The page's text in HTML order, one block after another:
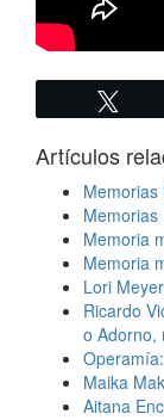
Artículos
Memorias
Memoria
Memoria
Lori
Ricardo
o Adorno,
Maika
Aitana